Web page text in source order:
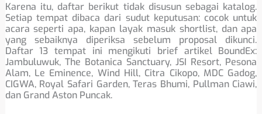
Karena itu, daftar berikut tidak disusun sebagai katalog.
Setiap tempat dibaca dari sudut keputusan: cocok untuk
acara seperti apa, kapan layak masuk shortlist, dan apa
yang sebaiknya diperiksa sebelum proposal dikunci.
Daftar 13 tempat ini mengikuti brief artikel BoundEx:
Jambuluwuk, The Botanica Sanctuary, JSI Resort, Pesona
Alam, Le Eminence, Wind Hill, Citra Cikopo, MDC Gadog,
CIGWA, Royal Safari Garden, Teras Bhumi, Pullman Ciawi,
dan Grand Aston Puncak.